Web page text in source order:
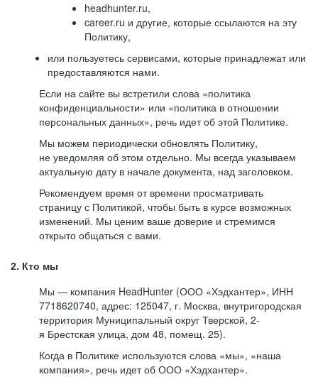
headhunter.ru,
career.ru и другие, которые ссылаются на эту
Политику,
или пользуетесь сервисами, которые принадлежат или
предоставляются нами.
Если на сайте вы встретили слова «политика
конфиденциальности» или «политика в отношении
персональных данных», речь идет об этой Политике.
Мы можем периодически обновлять Политику,
не уведомляя об этом отдельно. Мы всегда указываем
актуальную дату в начале документа, над заголовком.
Рекомендуем время от времени просматривать
страницу с Политикой, чтобы быть в курсе возможных
изменений. Мы ценим ваше доверие и стремимся
открыто общаться с вами.
2. Кто мы
Мы — компания HeadHunter (ООО «Хэдхантер», ИНН
7718620740, адрес: 125047, г. Москва, внутригородская
территория Муниципальный округ Тверской, 2-
я Брестская улица, дом 48, помещ. 25).
Когда в Политике используются слова «мы», «наша
компания», речь идет об ООО «Хэдхантер».